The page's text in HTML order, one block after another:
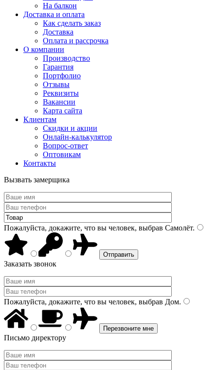
На балкон
Доставка и оплата
Как сделать заказ
Доставка
Оплата и рассрочка
О компании
Производство
Гарантия
Портфолио
Отзывы
Реквизиты
Вакансии
Карта сайта
Клиентам
Скидки и акции
Онлайн-калькулятор
Вопрос-ответ
Оптовикам
Контакты
Вызвать замерщика
Пожалуйста, докажите, что вы человек, выбрав Самолёт.
Заказать звонок
Пожалуйста, докажите, что вы человек, выбрав Дом.
Письмо директору